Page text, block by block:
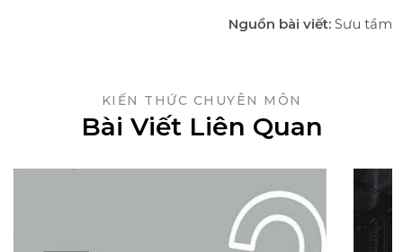
Nguồn bài viết: Sưu tầm
KIẾN THỨC CHUYÊN MÔN
Bài Viết Liên Quan